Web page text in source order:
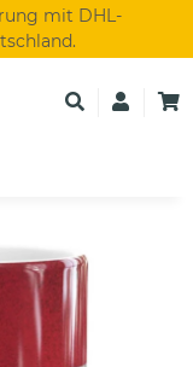
mit DHL-